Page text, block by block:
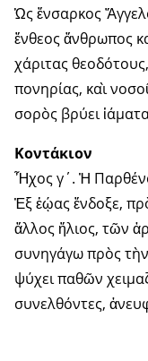
Ὡς ἔνσαρκος
ἔνθεος ἄνθρωπος
χάριτας
πονηρίας, καὶ
σορὸς βρύει
Κοντάκιον
Ἦχος γ΄. Ἠ
Ἐξ ἐῴας ἔνδοξε,
ἄλλος ἥλιος, τῶν
συνηγάγω πρὸς
ψύχει παθῶν
συνελθόντες,